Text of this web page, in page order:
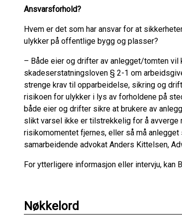
Ansvarsforhold?
Hvem er det som har ansvar for at
ulykker på offentlige bygg og plasser?
– Både eier og drifter av anlegget/tomten
skadeserstatningsloven § 2-1 om
strenge krav til opparbeidelse, sikring og
risikoen for ulykker i lys av forholdene på
både eier og drifter sikre at brukere av
slikt varsel ikke er tilstrekkelig for å
risikomomentet fjernes, eller så må
samarbeidende advokat Anders Kittelsen,
For ytterligere informasjon eller intervju, kan
Nøkkelord